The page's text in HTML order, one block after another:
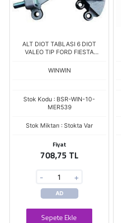
ALT DIOT TABLASI 6 DIOT
VALEO TIP FORD FIESTA
1.5TDCİ 2012-->
WINWIN
Stok Kodu : BSR-WIN-10-
MER539
Stok Miktarı : Stokta Var
Fiyat
708,75 TL
- +
AD
Sepete Ekle